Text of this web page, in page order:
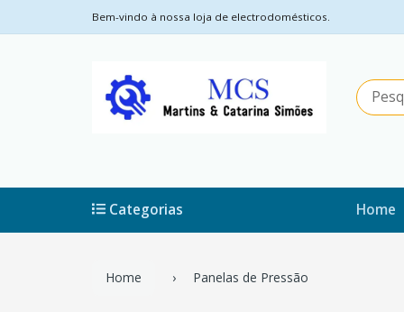
Bem-vindo à nossa loja de electrodomésticos.
Home
Categorias
Home Panelas de Pressão